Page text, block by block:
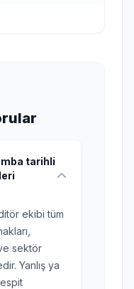
tarihli
ekibi tüm
sektör
Yanlış ya